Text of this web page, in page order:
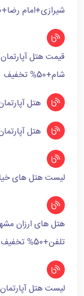
شیرازی+امام رضا+50% تخفیف
قیمت هتل
شام+50% تخفیف
هتل
هتل
لیست هتل های
هتل های ارزان
تلفن+50% تخفیف
لیست هتل